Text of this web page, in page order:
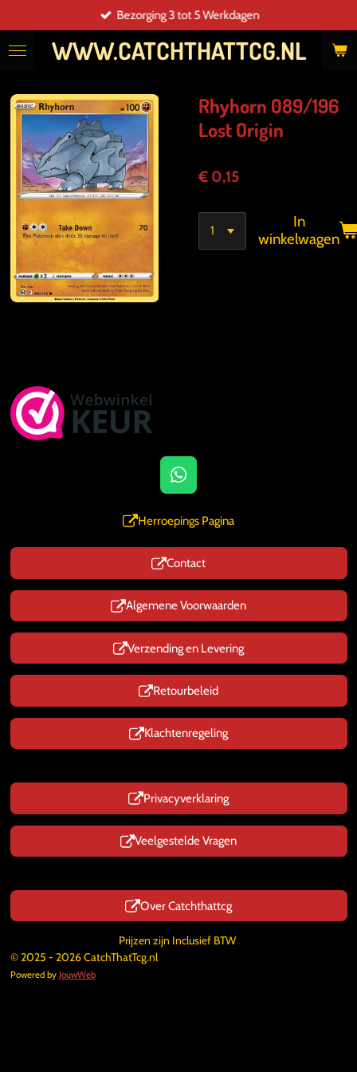
direct
naar
WWW.CATCHTHATTCG.NL
Bezorging 3 tot 5 Werkdagen
Rhyhorn 089/196
Lost Origin
€ 0,15
In
winkelwagen
W
h
a
s
A
p
p
Herroepings Pagina
Contact
Algemene Voorwaarden
Verzending en Levering
Retourbeleid
Klachtenregeling
Privacyverklaring
Veelgestelde Vragen
Over Catchthattcg
Prijzen zijn Inclusief BTW
© 2025 - 2026 CatchThatTcg.nl
Powered by JouwWeb